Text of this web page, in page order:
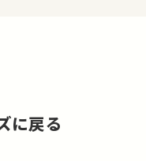
に戻る